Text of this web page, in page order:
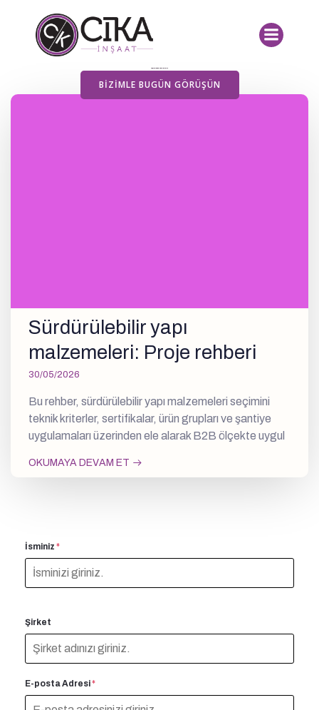
BIZIMLE BUGÜN GÖRÜŞÜN
Yayımlanan Yazılarımız
Sürdürülebilir yapı
malzemeleri: Proje rehberi
30/05/2026
Bu rehber, sürdürülebilir yapı malzemeleri seçimini
teknik kriterler, sertifikalar, ürün grupları ve şantiye
uygulamaları üzerinden ele alarak B2B ölçekte uygul
OKUMAYA DEVAM ET
İsminiz *
Şirket
E-posta Adresi*